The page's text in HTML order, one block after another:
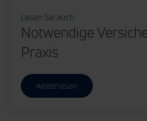
Lesen Sie auch
Notwendige
Praxis
weiterlesen